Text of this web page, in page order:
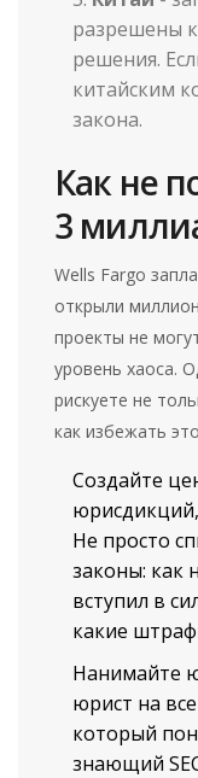
разрешены
решения.
китайским
закона.
Как не
3
Wells Fargo
открыли
проекты не
уровень хаоса.
рискуете не
как избежать
Создайте
юрисдикций,
Не просто
законы: как
вступил в
какие
Нанимайте
юрист на
который
знающий